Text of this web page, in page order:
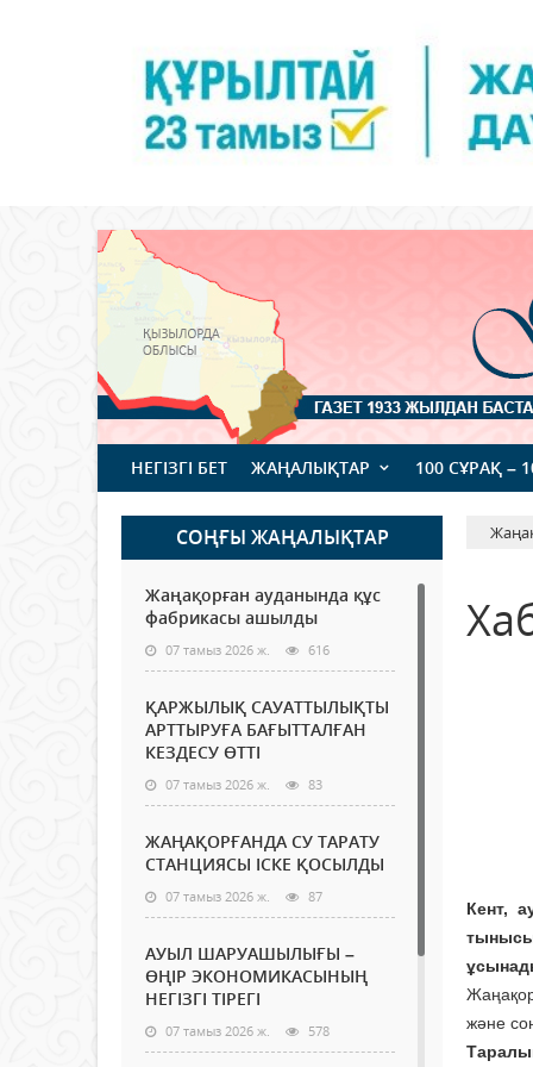
НЕГІЗГІ БЕТ ЖАҢАЛЫҚТАР 100 СҰРАҚ –
СОҢҒЫ ЖАҢАЛЫҚТАР
Жаңақорған ауданында құс
фабрикасы ашылды
07 тамыз 2026 ж. 616
ҚАРЖЫЛЫҚ САУАТТЫЛЫҚТЫ
АРТТЫРУҒА БАҒЫТТАЛҒАН
КЕЗДЕСУ ӨТТІ
07 тамыз 2026 ж. 83
ЖАҢАҚОРҒАНДА СУ ТАРАТУ
СТАНЦИЯСЫ ІСКЕ ҚОСЫЛДЫ
07 тамыз 2026 ж. 87
АУЫЛ ШАРУАШЫЛЫҒЫ –
ӨҢІР ЭКОНОМИКАСЫНЫҢ
НЕГІЗГІ ТІРЕГІ
07 тамыз 2026 ж. 578
Кент,
және